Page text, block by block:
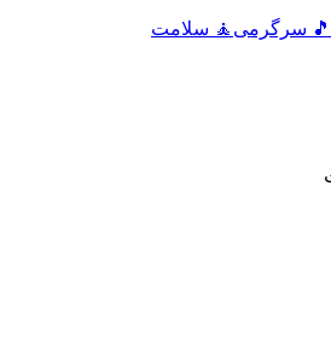
🎵 سرگرمی 🧘 سلامت